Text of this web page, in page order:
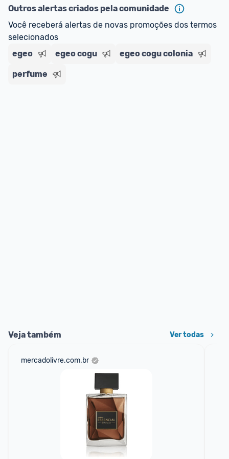
ou MercadoLíder Platinum.
E lembre-se: você sempre pode contar ajuda da
comunidade para tirar dúvidas ou acionar os
nossos Admins marcando
@admin em um
Outros alertas criados pela comunidade
Você receberá alertas de novas promoções dos termos
selecionados
egeo
egeo cogu egeo cogu colonia
perfume
Veja também Ver todas
mercadolivre.com.br